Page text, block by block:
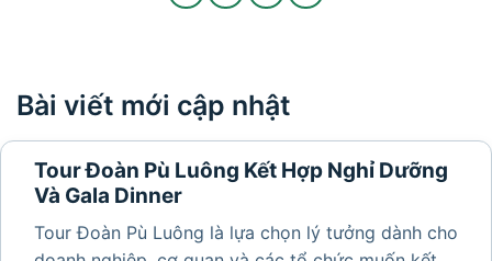
Bài viết mới cập nhật
Tour Đoàn Pù Luông Kết Hợp Nghỉ Dưỡng
Và Gala Dinner
Tour Đoàn Pù Luông là lựa chọn lý tưởng dành cho